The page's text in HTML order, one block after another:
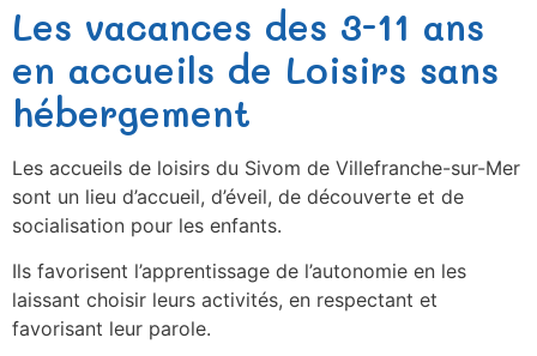
Les vacances des 3-11 ans
en accueils de Loisirs sans
hébergement
Les accueils de loisirs du Sivom de Villefranche-sur-Mer
sont un lieu d’accueil, d’éveil, de découverte et de
socialisation pour les enfants.
Ils favorisent l’apprentissage de l’autonomie en les
laissant choisir leurs activités, en respectant et
favorisant leur parole.